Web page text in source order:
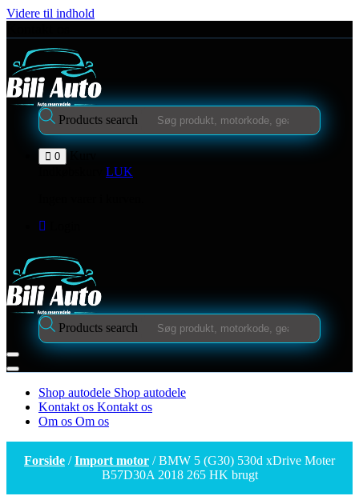
Videre til indhold
Products search
0
LUK
Products search
Shop autodele Shop autodele
Kontakt os Kontakt os
Om os Om os
Forside /Import motor / BMW 5 (G30) 530d xDrive Moter
B57D30A 2018 265 HK brugt